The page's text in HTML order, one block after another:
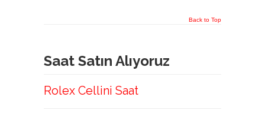
Back to Top
Saat Satın Alıyoruz
Rolex Cellini Saat